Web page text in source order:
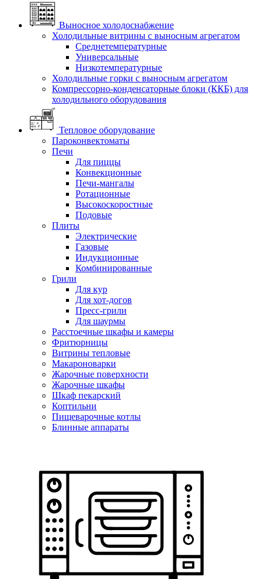
Выносное холодоснабжение
Холодильные витрины с выносным агрегатом
Среднетемпературные
Универсальные
Низкотемпературные
Холодильные горки с выносным агрегатом
Компрессорно-конденсаторные блоки (ККБ) для
холодильного оборудования
Тепловое оборудование
Пароконвектоматы
Печи
Для пиццы
Конвекционные
Печи-мангалы
Ротационные
Высокоскоростные
Подовые
Плиты
Электрические
Газовые
Индукционные
Комбинированные
Грили
Для кур
Для хот-догов
Пресс-грили
Для шаурмы
Расстоечные шкафы и камеры
Фритюрницы
Витрины тепловые
Макароноварки
Жарочные поверхности
Жарочные шкафы
Шкаф пекарский
Коптильни
Пищеварочные котлы
Блинные аппараты